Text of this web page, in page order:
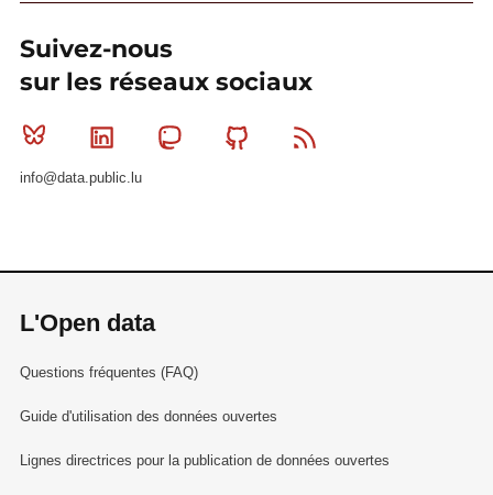
Suivez-nous
sur les réseaux sociaux
Bluesky Linkedin MastodonGithub
info@data.public.lu
L'Open data
Questions fréquentes (FAQ)
Guide d'utilisation des données ouvertes
Lignes directrices pour la publication de données ouvertes